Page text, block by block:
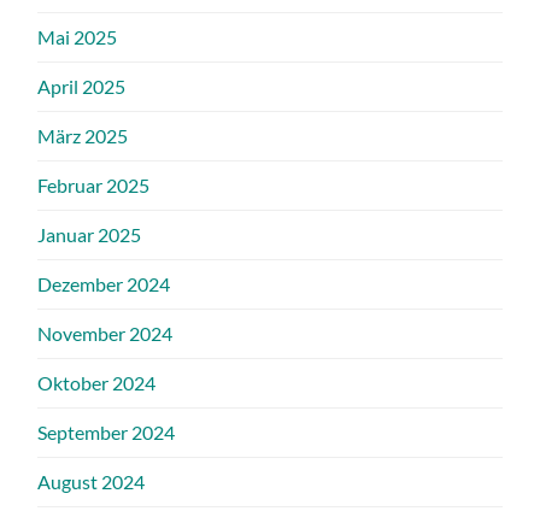
Mai 2025
April 2025
März 2025
Februar 2025
Januar 2025
Dezember 2024
November 2024
Oktober 2024
September 2024
August 2024